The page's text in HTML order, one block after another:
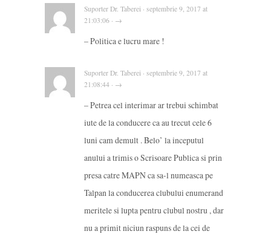
Suporter Dr. Taberei · septembrie 9, 2017 at
21:03:06 · →
– Politica e lucru mare !
Suporter Dr. Taberei · septembrie 9, 2017 at
21:08:44 · →
– Petrea cel interimar ar trebui schimbat
iute de la conducere ca au trecut cele 6
luni cam demult . Belo’ la inceputul
anului a trimis o Scrisoare Publica si prin
presa catre MAPN ca sa-l numeasca pe
Talpan la conducerea clubului enumerand
meritele si lupta pentru clubul nostru , dar
nu a primit niciun raspuns de la cei de